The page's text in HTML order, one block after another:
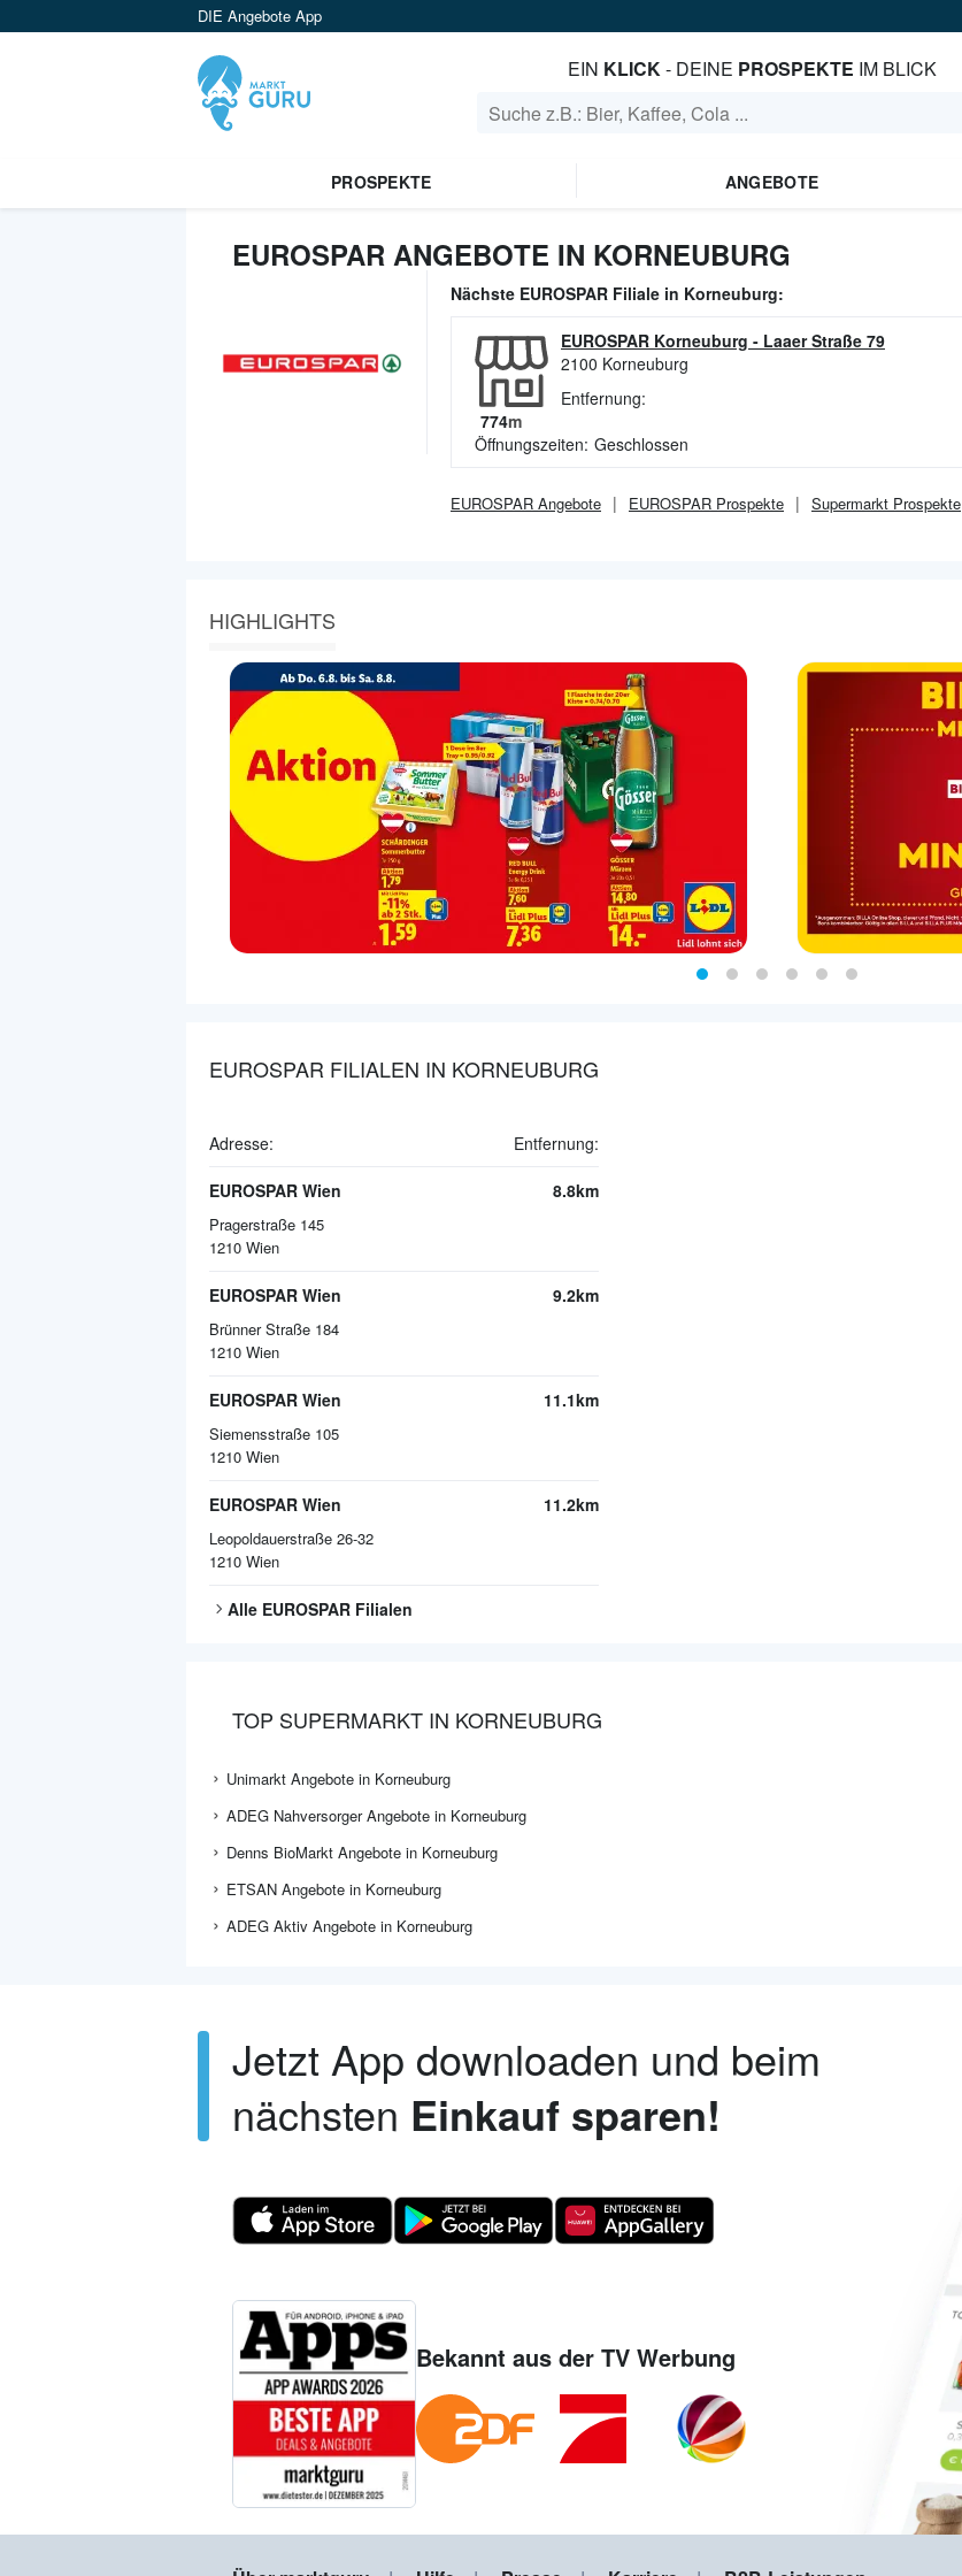
DIE Angebote App
EIN KLICK- DEINE PROSPEKTE IM BLICK
PROSPEKTE ANGEBOTE
EUROSPAR ANGEBOTE IN KORNEUBURG
Nächste EUROSPAR Filiale in Korneuburg:
EUROSPAR Korneuburg - Laaer Straße 79
2100 Korneuburg
Entfernung:
774m
Öffnungszeiten: Geschlossen
EUROSPAR Angebote EUROSPAR Prospekte Supermarkt Prospekte
HIGHLIGHTS
EUROSPAR FILIALEN IN KORNEUBURG
Adresse: Entfernung:
EUROSPAR Wien
Pragerstraße 145
1210 Wien
8.8km
EUROSPAR Wien
Brünner Straße 184
1210 Wien
9.2km
EUROSPAR Wien
Siemensstraße 105
1210 Wien
11.1km
EUROSPAR Wien
Leopoldauerstraße 26-32
1210 Wien
11.2km
Alle EUROSPAR Filialen
TOP SUPERMARKT IN KORNEUBURG
Unimarkt Angebote in Korneuburg
ADEG Nahversorger Angebote in Korneuburg
Denns BioMarkt Angebote in Korneuburg
ETSAN Angebote in Korneuburg
ADEG Aktiv Angebote in Korneuburg
Jetzt App downloaden und beim
nächsten Einkauf sparen!
Bekannt aus der TV Werbung